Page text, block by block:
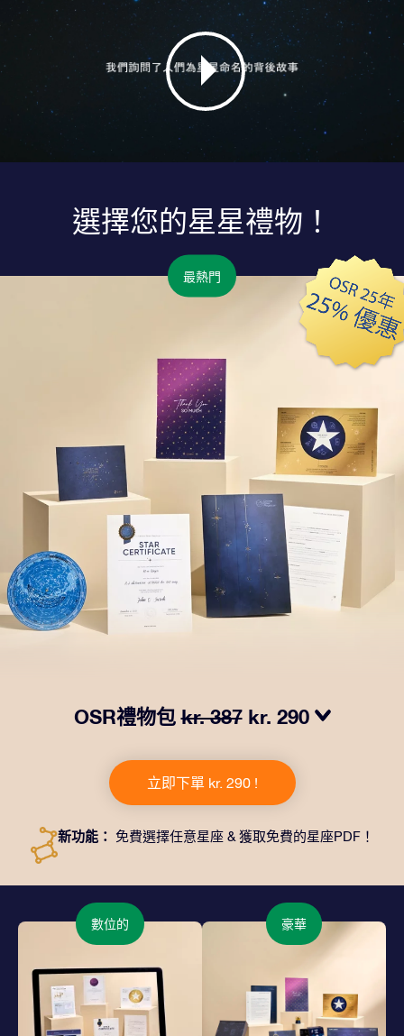
選擇您的星星禮物！
最熱門
OSR禮物包kr. 387 kr. 290
一個精美的信封、寄往您的收貨地址的個性化文檔、電子
文件以及免費應用程序。這是一種向親友贈送永恒禮物的
神奇方式。
立即下單 kr. 290 !
新功能： 免費選擇任意星座 & 獲取免費的星座PDF！
數位的 豪華